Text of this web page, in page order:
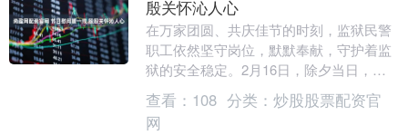
殷关怀沁人心
在万家团圆、共庆佳节的时刻，监狱民警
职工依然坚守岗位，默默奉献，守护着监
狱的安全稳定。2月16日，除夕当日，忠
庄监狱党委书记、监狱长李钢深入监管改
造一线、指挥中....
查看： 108 分类： 炒股股票配资官
网